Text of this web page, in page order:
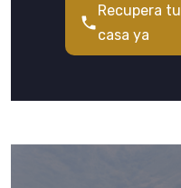
Recupera tu
casa ya